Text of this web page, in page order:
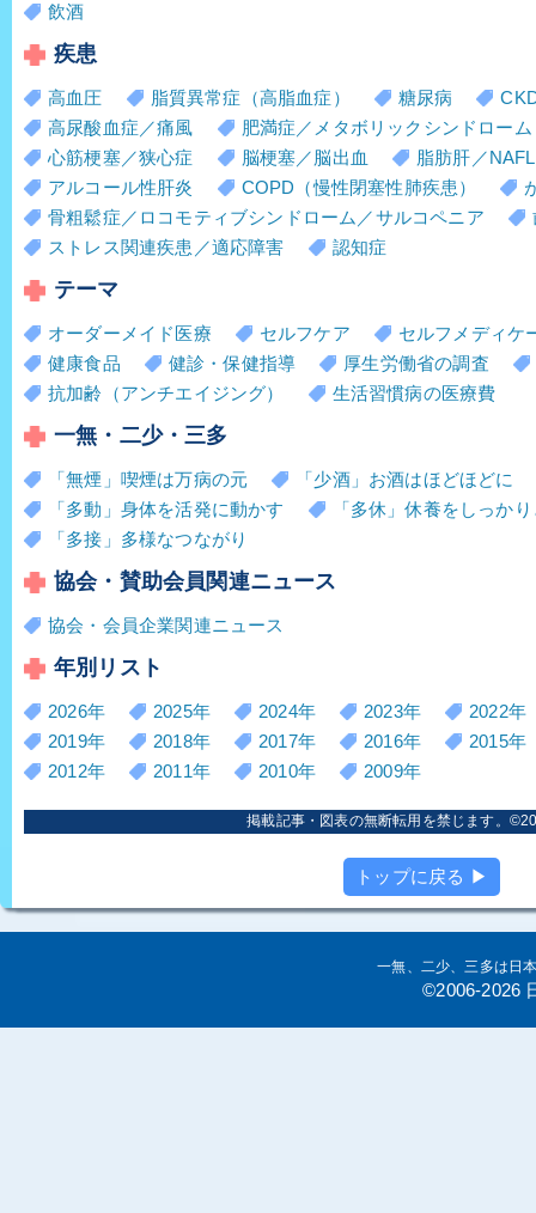
飲酒
疾患
高血圧 脂質異常症（高脂血症） 糖尿病
高尿酸血症／痛風
肥満症／メタボリックシンドローム
心筋梗塞／狭心症
脳梗塞／脳出血
脂肪肝／
アルコール性肝炎
COPD（慢性閉塞性肺疾患）
骨粗鬆症／ロコモティブシンドローム／サルコペニア
ストレス関連疾患／適応障害
認知症
テーマ
オーダーメイド医療 セルフケア
セルフメディケ
健康食品
健診・保健指導
厚生労働省の調査
抗加齢（アンチエイジング）
生活習慣病の医療費
一無・二少・三多
「無煙」喫煙は万病の元
「少酒」お酒はほどほどに
「多動」身体を活発に動かす
「多休」休養をしっか
「多接」多様なつながり
協会・賛助会員関連ニュース
協会・会員企業関連ニュース
年別リスト
2026年 2025年 2024年 2023年
2022年
2019年
2018年 2017年 2016年
2015年
2012年
2011年 2010年 2009年
掲載記事・図表の無断転用を禁じます。
トップに戻る ▶
一無、二少、三多は日
©2006-2026